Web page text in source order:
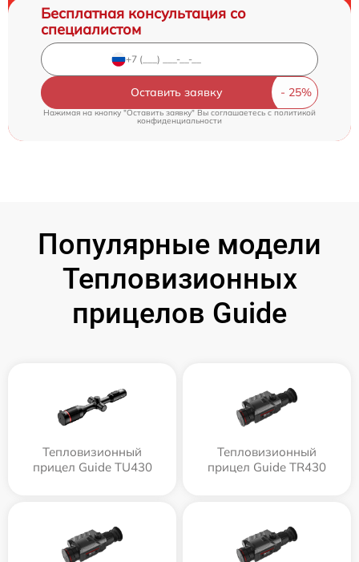
Бесплатная консультация со
специалистом
Оставить заявку
Нажимая на кнопку "Оставить заявку" Вы соглашаетесь cполитикой
конфиденциальности
Популярные модели
Тепловизионных
прицелов Guide
Тепловизионный
прицел Guide TU430
Тепловизионный
прицел Guide TR430